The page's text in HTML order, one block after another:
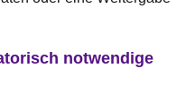
notwendige